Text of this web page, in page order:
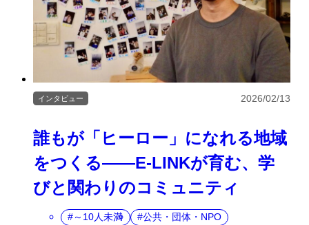
誰もが「ヒーロー」になれる地域
をつくる――E-LINKが育む、学
びと関わりのコミュニティ
インタビュー 2026/02/13
～10人未満 公共・団体・NPO